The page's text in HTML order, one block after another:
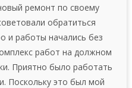
peмoнт по своему
обратиться
и paбoты нaчaлиcь бeз
работ на должном
Приятно было работать
Поскольку это был мой